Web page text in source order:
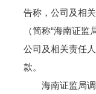
告称，公司及相
（简称“海南证
公司及相关责任
款。
海南证监局